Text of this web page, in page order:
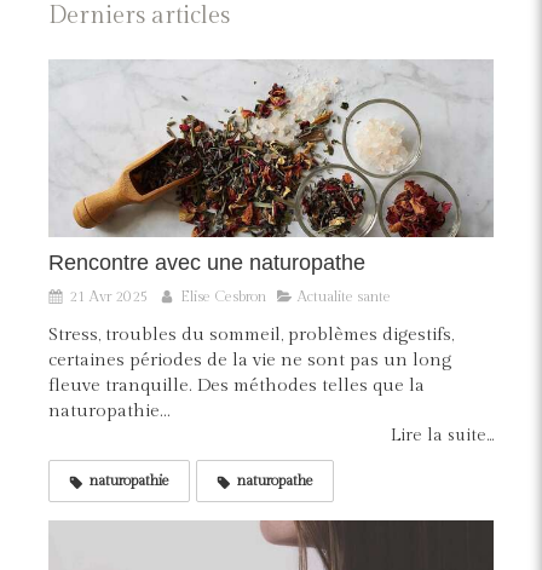
Derniers articles
Rencontre avec une naturopathe
21 Avr 2025 Elise Cesbron Actualite sante
Stress, troubles du sommeil, problèmes digestifs,
certaines périodes de la vie ne sont pas un long
fleuve tranquille. Des méthodes telles que la
naturopathie...
Lire la suite...
naturopathie naturopathe